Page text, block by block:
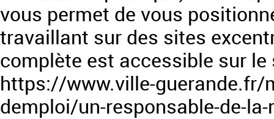
vous permet de vous
travaillant sur des sites
complète est accessible sur
https://www.ville-guerande.fr/
demploi/un-responsable-de-